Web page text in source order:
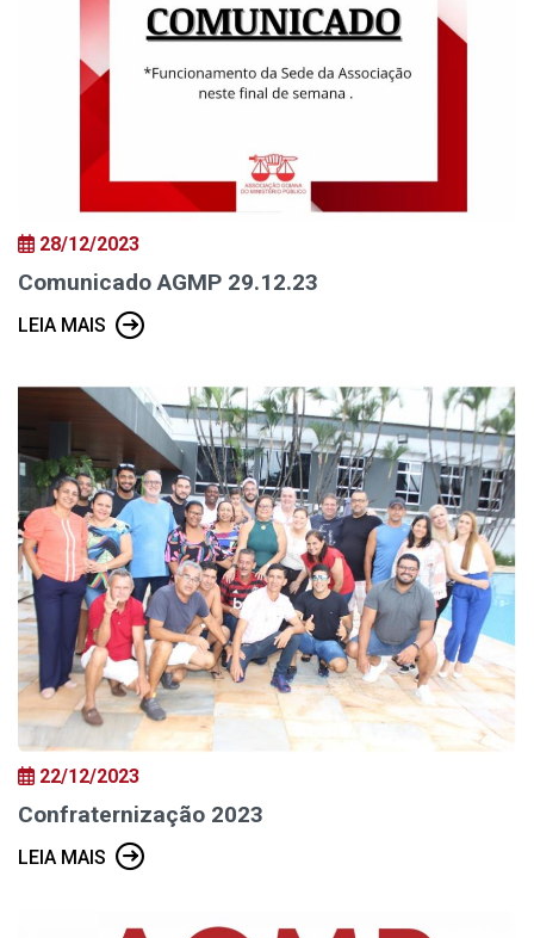
28/12/2023
Comunicado AGMP 29.12.23
LEIA MAIS
22/12/2023
Confraternização 2023
LEIA MAIS